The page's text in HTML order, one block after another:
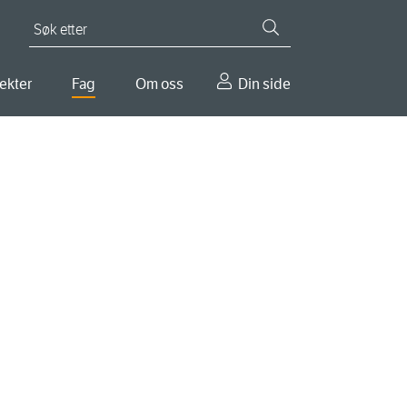
Fag Om oss Din side